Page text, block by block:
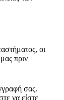
οι
πριν
σας.
να είστε